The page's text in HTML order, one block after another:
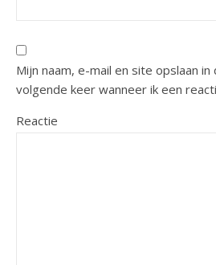
Mijn naam, e-mail en site opslaan
volgende keer wanneer ik een
Reactie